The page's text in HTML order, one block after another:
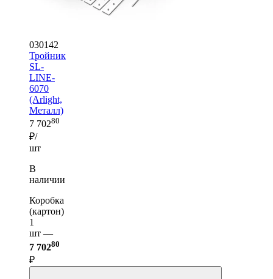
030142
Тройник
SL-
LINE-
6070
(Arlight,
Металл)
7 70280
₽/
шт
В
наличии
Коробка
(картон)
1
шт —
7 70280
₽